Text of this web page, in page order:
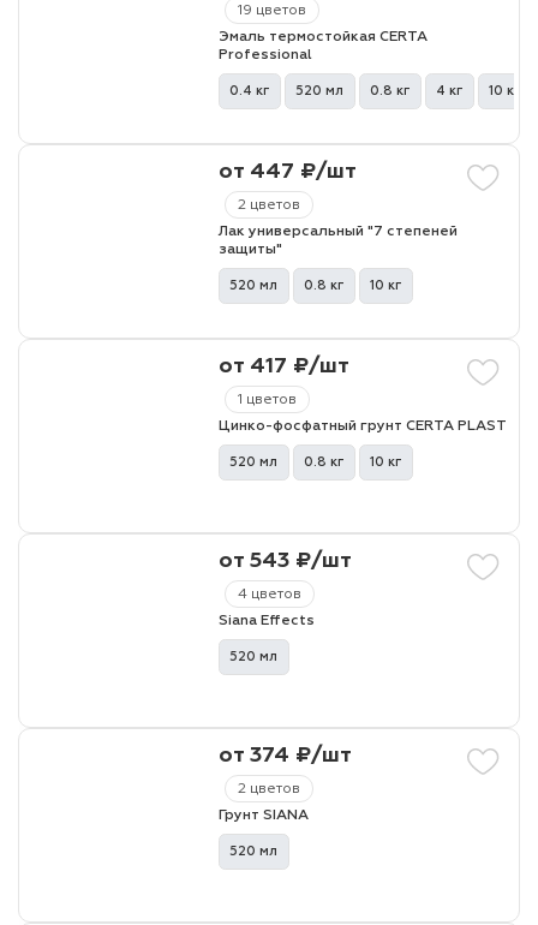
19 цветов
Эмаль термостойкая CERTA
Professional
0.4 кг 520 мл 0.8 кг 4 кг 10 кг
2 цветов
от 447 ₽/шт
Лак универсальный "7 степеней
защиты"
520 мл 0.8 кг 10 кг
1 цветов
от 417 ₽/шт
Цинко-фосфатный грунт CERTA PLAST
520 мл 0.8 кг 10 кг
4 цветов
от 543 ₽/шт
Siana Effects
520 мл
2 цветов
от 374 ₽/шт
Грунт SIANA
520 мл